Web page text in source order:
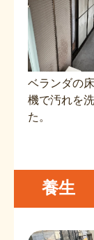
ベランダの
機で汚れを
た。
養生